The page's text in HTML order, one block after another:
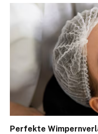
Perfekte